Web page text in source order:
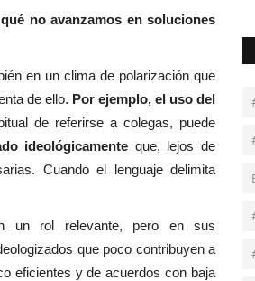
no avanzamos en soluciones
en un clima de polarización que
de ello. Por ejemplo, el uso del
de referirse a colegas, puede
ideológicamente que, lejos de
Cuando el lenguaje delimita
un rol relevante, pero en sus
que poco contribuyen a
eficientes y de acuerdos con baja